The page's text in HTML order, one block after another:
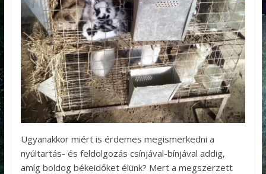
Ugyanakkor miért is érdemes megismerkedni a
nyúltartás- és feldolgozás csínjával-bínjával addig,
amíg boldog békeidőket élünk? Mert a megszerzett